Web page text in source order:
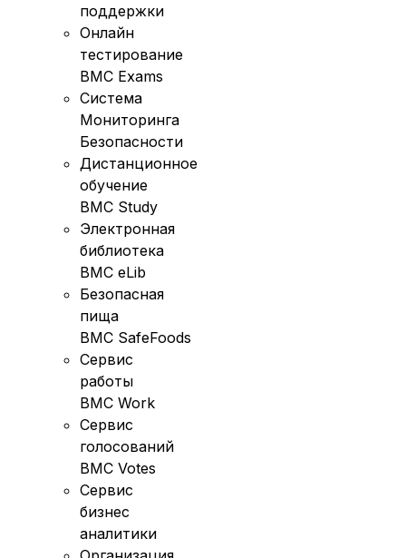
поддержки
Онлайн
тестирование
BMC Exams
Система
Мониторинга
Безопасности
Дистанционное
обучение
BMC Study
Электронная
библиотека
BMC eLib
Безопасная
пища
BMC SafeFoods
Сервис
работы
BMC Work
Сервис
голосований
BMC Votes
Сервис
бизнес
аналитики